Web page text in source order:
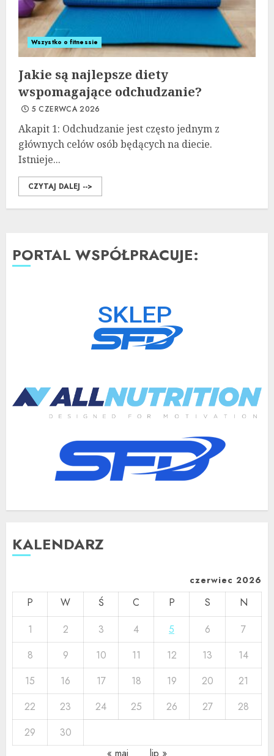
Wszystko o fitnessie
Jakie są najlepsze diety
wspomagające odchudzanie?
5 CZERWCA 2026
Akapit 1: Odchudzanie jest często jednym z
głównych celów osób będących na diecie.
Istnieje...
CZYTAJ DALEJ -->
PORTAL WSPÓŁPRACUJE:
KALENDARZ
czerwiec 2026
P W Ś C P S
N
1
2 3 4 5 6
7
8
9 10 11 12 13
14
15
16 17 18 19 20
21
22
23 24 25 26 27
28
29
30